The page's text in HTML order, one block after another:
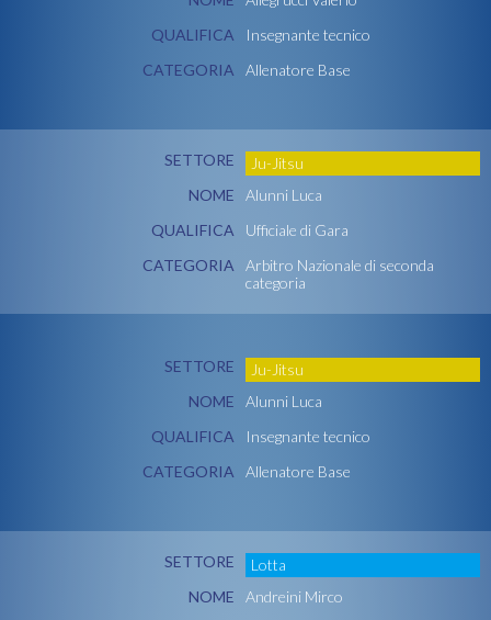
QUALIFICA
Insegnante tecnico
CATEGORIA
Allenatore Base
SETTORE
Ju-Jitsu
NOME
Alunni Luca
QUALIFICA
Ufficiale di Gara
CATEGORIA
Arbitro Nazionale di seconda
categoria
SETTORE
Ju-Jitsu
NOME
Alunni Luca
QUALIFICA
Insegnante tecnico
CATEGORIA
Allenatore Base
SETTORE
Lotta
NOME
Andreini Mirco